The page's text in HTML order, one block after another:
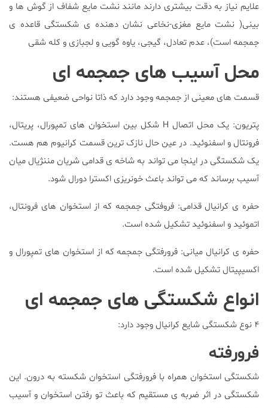
علایم نیاز به دقت بیشتری دارند مانند نشت مایع شفاف از گوش ها و
بینی( نشت مایع مغزی-نخاعی نشان دهنده ی شکستگی قاعده ی
جمجمه است)، عدم تعادل‌، گیجی‌‌، یاوه گویی و لجبازی و کله شقی
محل آسیب های جمجمه ای
قسمت های معینی از جمجمه وجود دارد که ذاتا نواحی ضعیفی هستند:
پتریون: یک محل اتصال H شکل بین استخوان های تمپورال‌، پریتال‌،
فرونتال و اسفنوئید. در عین حال نازک ترین قسمت کرانیوم هم هست.
یک شکستگی در اینجا می تواند به شاخه ی قدامی شریان مننژیال میان
آسیب برساند که می تواند باعث خونریزی اکسترا دورال شود.
حفره ی کرانیال قدامی: فروفتگی جمجمه که از استخوان های فرونتال‌،
اتموئید و اسفنوئید تشکیل شده است.
حفره ی کرانیال میانی: فرورفتگی جمجمه که از استخوان های تمپورال و
اکسیپیتال تشکیل شده است.
انواع شکستگی های جمجمه ای
۴ نوع شکستگی شایع کرانیال وجود دارد:
فرورفته
شکستگی استخوان همراه با فرورفتگی استخوان شکسته به درون. این
شکستگی در اثر ضربه ی مستقیم که باعث تو رفتن استخوان و آسیب